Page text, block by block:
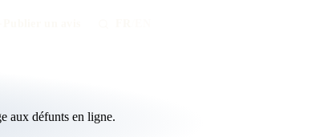
aux défunts en ligne.